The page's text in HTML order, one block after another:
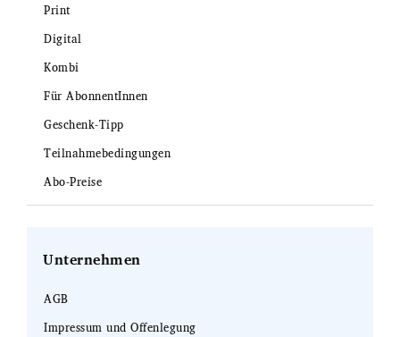
Print
Digital
Kombi
Für AbonnentInnen
Geschenk-Tipp
Teilnahmebedingungen
Abo-Preise
Unternehmen
AGB
Impressum und Offenlegung